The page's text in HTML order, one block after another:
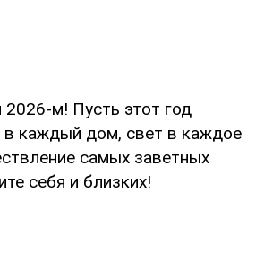
м! Пусть этот год
в каждый дом, свет в каждое
самых заветных
себя и близких!